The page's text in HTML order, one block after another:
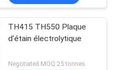
TH415 TH550 Plaque
d'étain électrolytique
Negotiated MOQ:25 tonnes